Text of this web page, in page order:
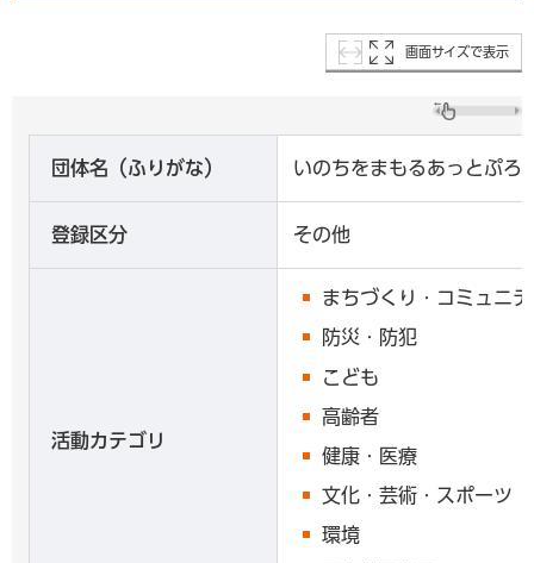
画面サイズで表示
団体名（ふりがな） いのちをまもるあっとぷろ
登録区分 その他
活動カテゴリ
まちづくり・コミュニテ
防災・防犯
こども
高齢者
健康・医療
文化・芸術・スポーツ
環境